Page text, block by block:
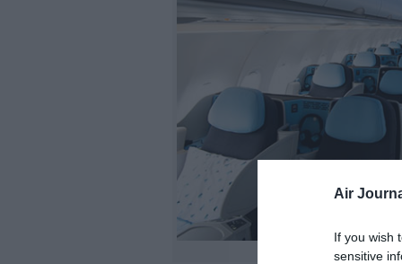
Air
If you wish
sensitive